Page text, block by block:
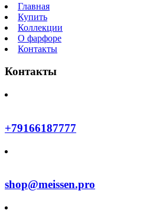
Главная
Купить
Коллекции
О фарфоре
Контакты
Контакты
+79166187777
shop@meissen.pro